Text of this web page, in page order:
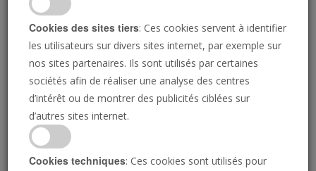
L'apôtre Jean vivait au milieu d'une
persécution intense. Maintes églises de Dieu
furent sous l'emprise de traîtres.Quand il
écrivit ses épîtres, Jean pensait que c'était «la
dernière heure» avant la Seconde venue du
Christ. En fait, il ne s'agissait que d'un modèle
de l'époque à laquelle nous vivons. Chaque
détail de ce que Jean a prophétisé est en
Cookies des sites tiers: Ces cookies servent à identifier
les utilisateurs sur divers sites internet, par exemple sur
nos sites partenaires. Ils sont utilisés par certaines
sociétés afin de réaliser une analyse des centres
d’intérêt ou de montrer des publicités ciblées sur
d’autres sites internet.
Cookies techniques: Ces cookies sont utilisés pour